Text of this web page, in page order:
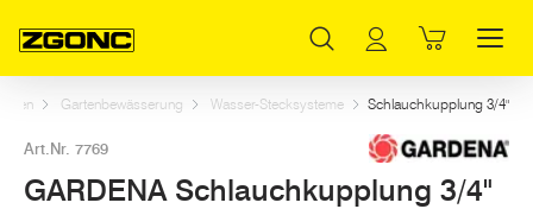
Gartenbewässerung Wasser-Stecksysteme Schlauchkupplung 3/4"
Art.Nr. 7769
GARDENA Schlauchkupplung 3/4"